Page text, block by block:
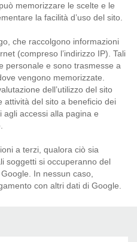
memorizzare le scelte e le
la facilità d’uso del sito.
che raccolgono informazioni
(compreso l’indirizzo IP). Tali
personale e sono trasmesse a
vengono memorizzate.
dell’utilizzo del sito
attività del sito a beneficio dei
accessi alla pagina e
a terzi, qualora ciò sia
soggetti si occuperanno del
In nessun caso,
con altri dati di Google.